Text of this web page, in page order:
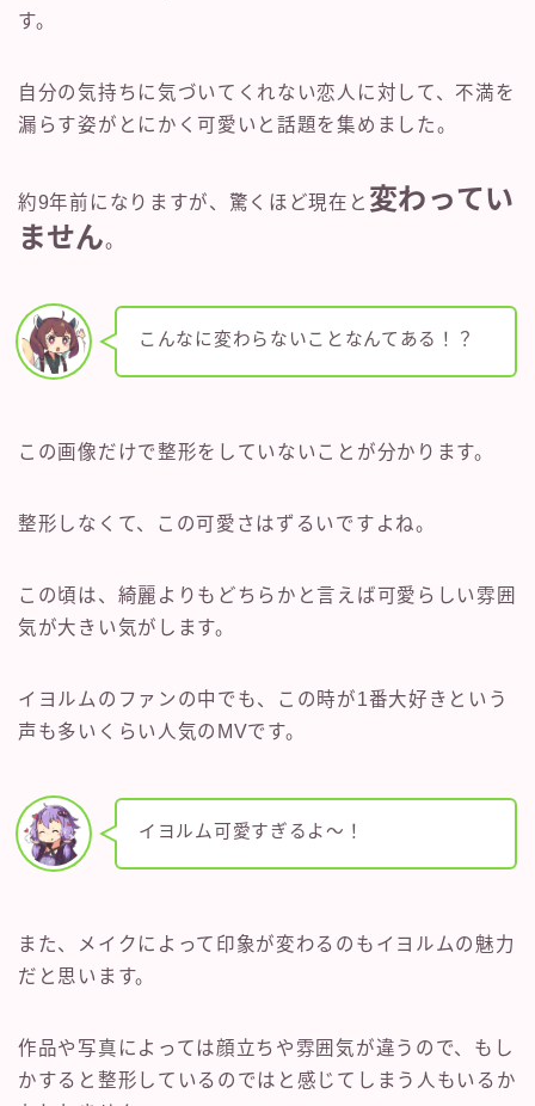
す。
自分の気持ちに気づいてくれない恋人に対して、不満を
漏らす姿がとにかく可愛いと話題を集めました。
約9年前になりますが、驚くほど現在と 変わってい
ません。
こんなに変わらないことなんてある！？
この画像だけで整形をしていないことが分かります。
整形しなくて、この可愛さはずるいですよね。
この頃は、綺麗よりもどちらかと言えば可愛らしい雰囲
気が大きい気がします。
イヨルムのファンの中でも、この時が1番大好きという
声も多いくらい人気のMVです。
イヨルム可愛すぎるよ～！
また、メイクによって印象が変わるのもイヨルムの魅力
だと思います。
作品や写真によっては顔立ちや雰囲気が違うので、もし
かすると整形しているのではと感じてしまう人もいるか